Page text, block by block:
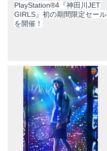
PlayStation®4『神田川JET
GIRLS』初の期間限定セール
を開催！